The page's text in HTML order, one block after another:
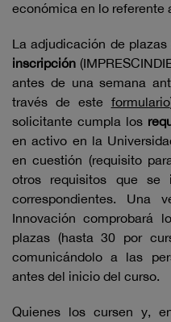
económica en lo referente
La adjudicación de
inscripción
antes de una semana
través de este formulario
solicitante cumpla los
en activo en la
en cuestión (requisito
otros requisitos que se
correspondientes. Una
Innovación comprobará
plazas (hasta 30 por
comunicándolo a las
antes del inicio del curso.
Quienes los cursen y,